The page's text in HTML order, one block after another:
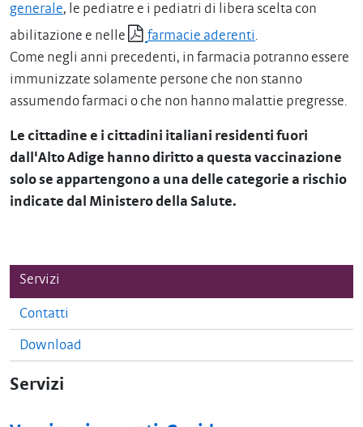
generale, le pediatre e i pediatri di libera scelta con
abilitazione e nelle
farmacie aderenti.
Come negli anni precedenti, in farmacia potranno essere
immunizzate solamente persone che non stanno
assumendo farmaci o che non hanno malattie pregresse.
Le cittadine e i cittadini italiani residenti fuori
dall'Alto Adige hanno diritto a questa vaccinazione
solo se appartengono a una delle categorie a rischio
indicate dal Ministero della Salute.
Servizi
Contatti
Download
Servizi